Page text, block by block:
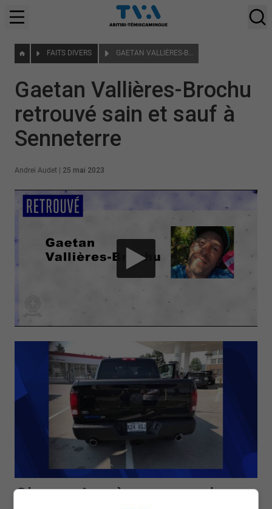
FAITS DIVERS GAETAN VALLIÈRES-BROCHU RETROUVÉ SAIN ET SAUF À SENNETERRE
Gaetan Vallières-Brochu
retrouvé sain et sauf à
Senneterre
Andrei Audet 25 mai 2023
C’est grâce à un nouvel